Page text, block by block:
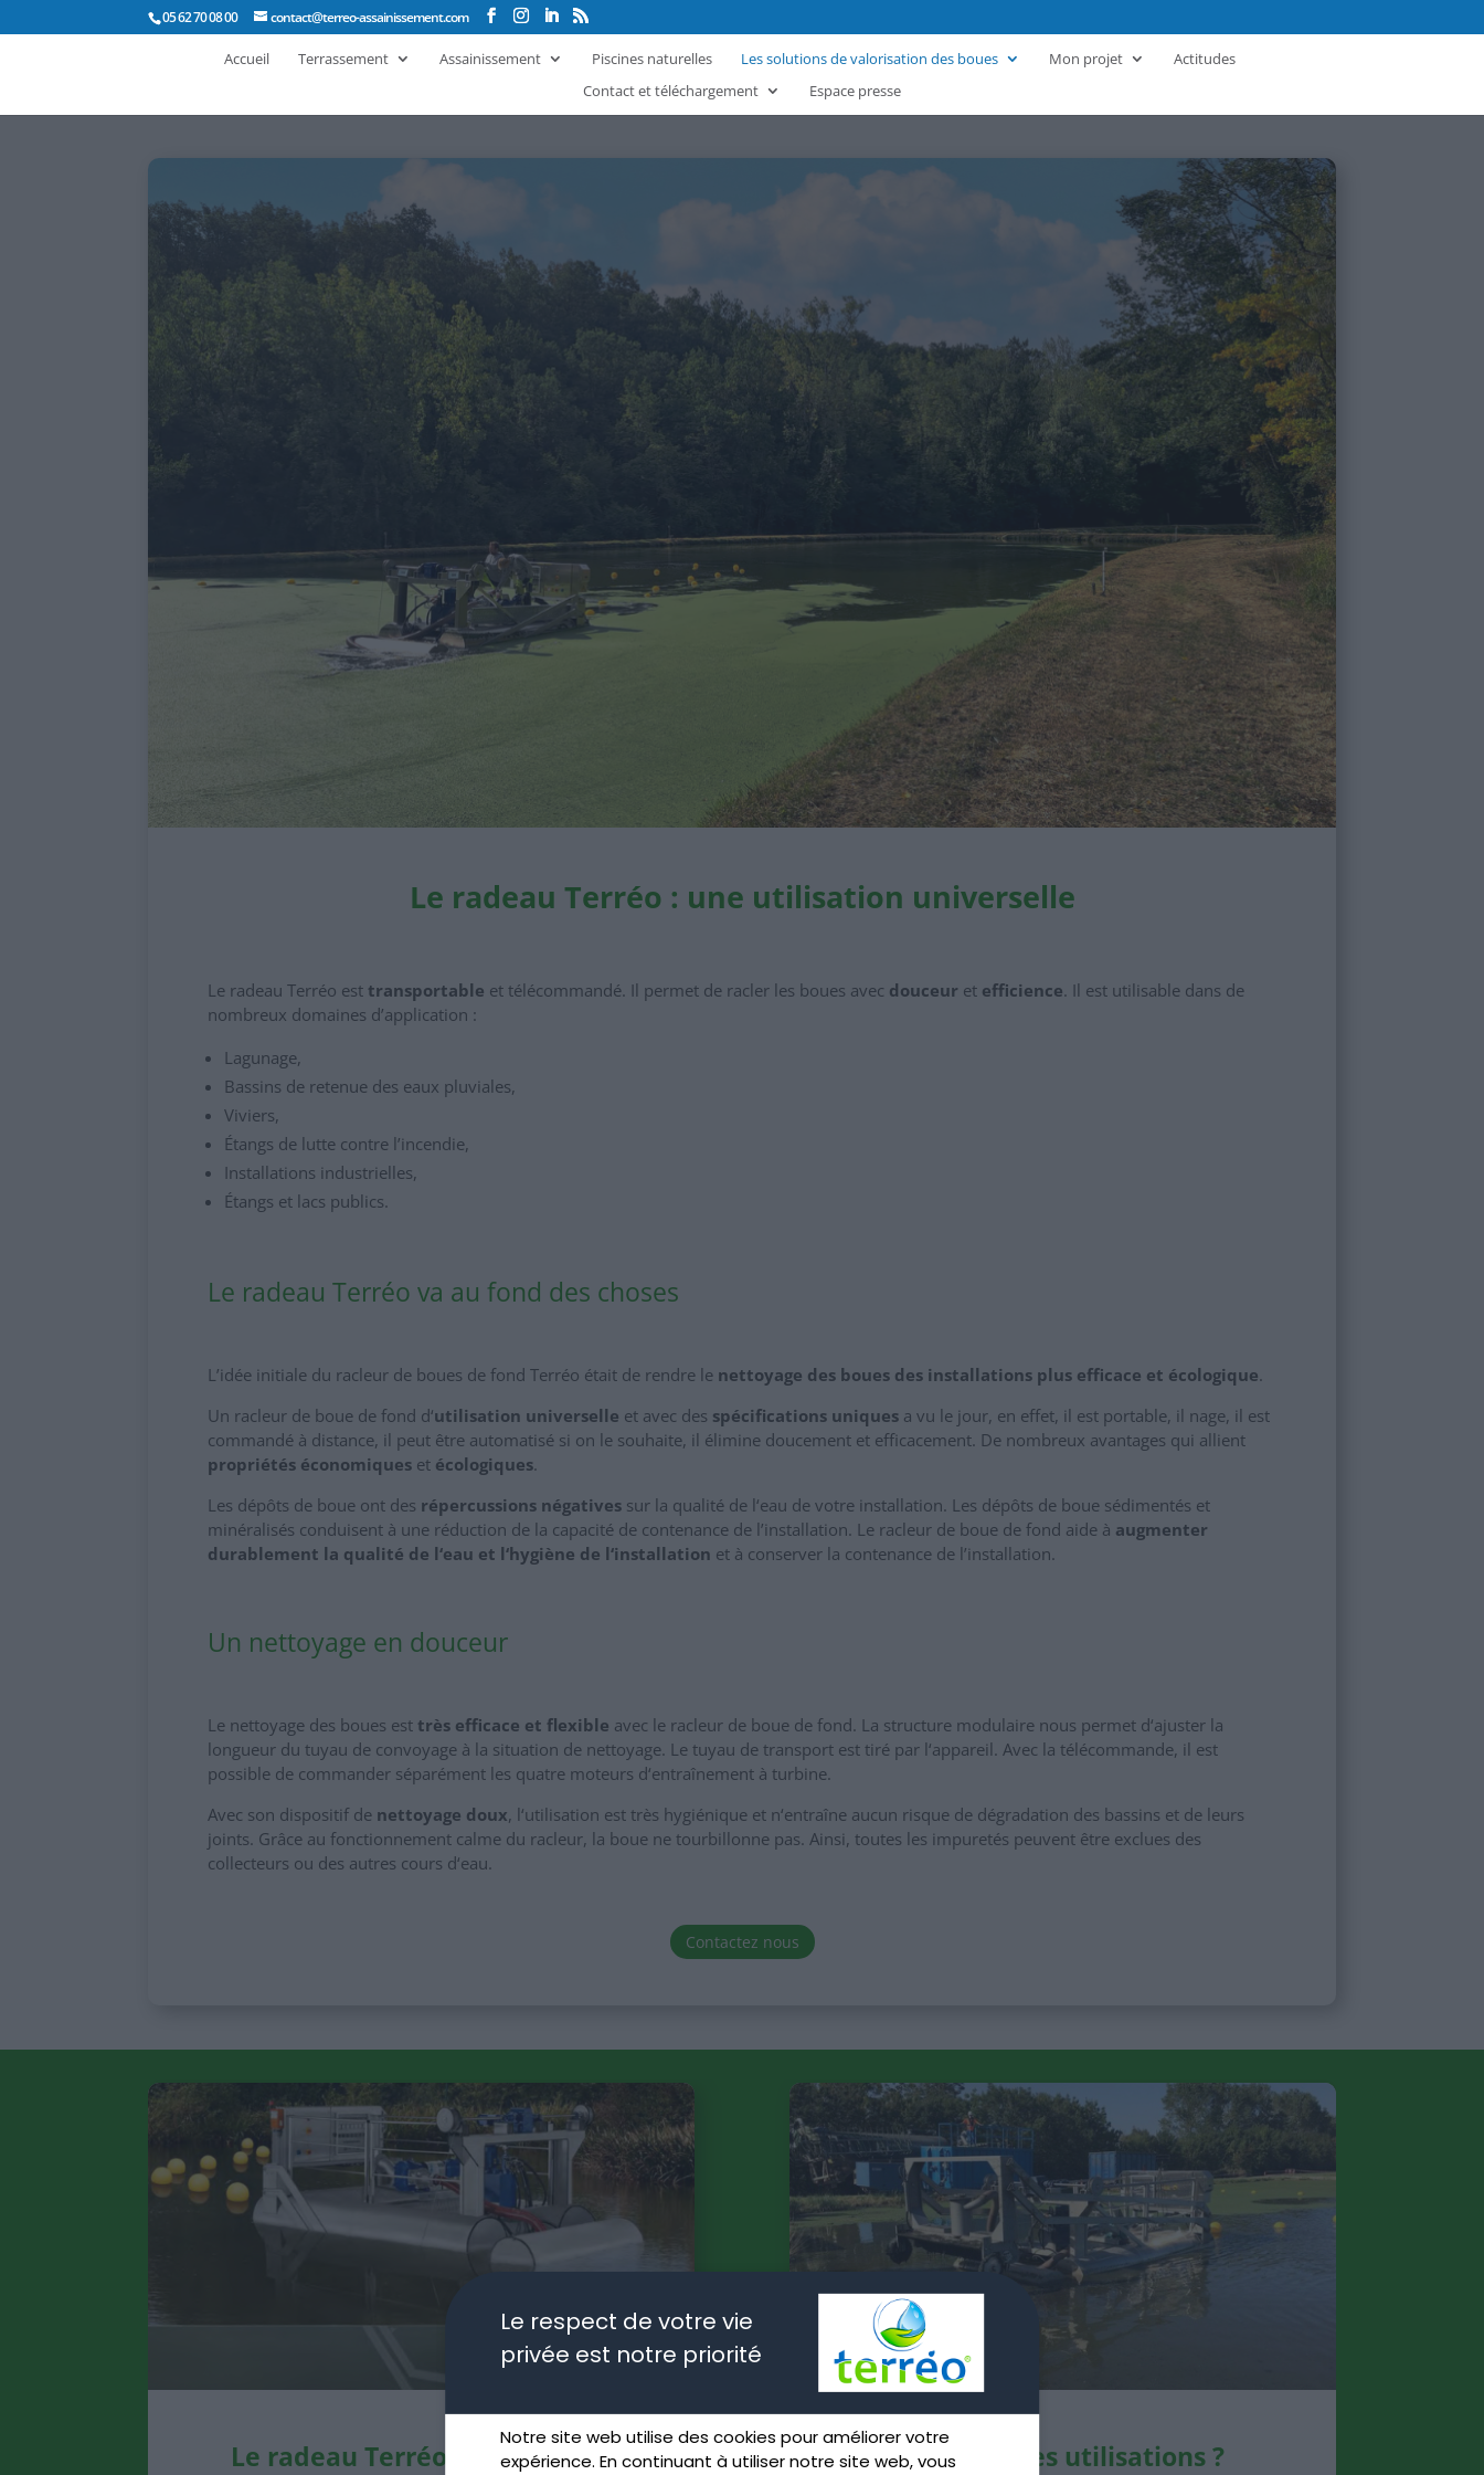
Le respect de votre vie
privée est notre priorité
Notre site web utilise des cookies pour améliorer votre
expérience. En continuant à utiliser notre site web, vous
05 62 70 08 00 contact@terreo-assainissement.com
Accueil Terrassement Assainissement Piscines naturelles Les solutions de valorisation des boues Mon projet
Actitudes
Contact et téléchargement
Espace presse
Le radeau Terréo : une utilisation universelle
Le radeau Terréo est transportable et télécommandé. Il permet de racler les boues avec douceur et efficience. Il est utilisable dans de
nombreux domaines d’application :
Lagunage,
Bassins de retenue des eaux pluviales,
Viviers,
Étangs de lutte contre l’incendie,
Installations industrielles,
Étangs et lacs publics.
Le radeau Terréo va au fond des choses
L’idée initiale du racleur de boues de fond Terréo était de rendre le nettoyage des boues des installations plus efficace et écologique.
Un racleur de boue de fond d‘utilisation universelle et avec des spécifications uniques a vu le jour, en effet, il est portable, il nage, il est
commandé à distance, il peut être automatisé si on le souhaite, il élimine doucement et efficacement. De nombreux avantages qui allient
propriétés économiques et écologiques.
Les dépôts de boue ont des répercussions négatives sur la qualité de l‘eau de votre installation. Les dépôts de boue sédimentés et
minéralisés conduisent à une réduction de la capacité de contenance de l’installation. Le racleur de boue de fond aide à augmenter
durablement la qualité de l‘eau et l‘hygiène de l‘installation et à conserver la contenance de l’installation.
Un nettoyage en douceur
Le nettoyage des boues est très efficace et flexible avec le racleur de boue de fond. La structure modulaire nous permet d‘ajuster la
longueur du tuyau de convoyage à la situation de nettoyage. Le tuyau de transport est tiré par l‘appareil. Avec la télécommande, il est
possible de commander séparément les quatre moteurs d‘entraînement à turbine.
Avec son dispositif de nettoyage doux, l‘utilisation est très hygiénique et n‘entraîne aucun risque de dégradation des bassins et de leurs
joints. Grâce au fonctionnement calme du racleur, la boue ne tourbillonne pas. Ainsi, toutes les impuretés peuvent être exclues des
collecteurs ou des autres cours d‘eau.
Contactez nous
Le radeau Terréo : adapté aux
Pour quelles utilisations ?